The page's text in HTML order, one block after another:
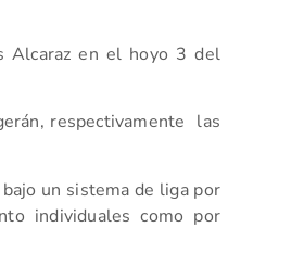
Alcaraz en el hoyo 3 del
respectivamente las
un sistema de liga por
individuales como por